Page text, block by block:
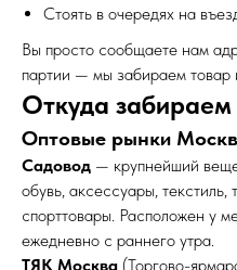
Стоять в очередях на
Вы просто сообщаете нам
партии — мы забираем товар
Откуда забираем
Оптовые рынки
Садовод — крупнейший
обувь, аксессуары,
спорттовары. Расположен у
ежедневно с раннего утра.
ТЯК Москва (Торгово-